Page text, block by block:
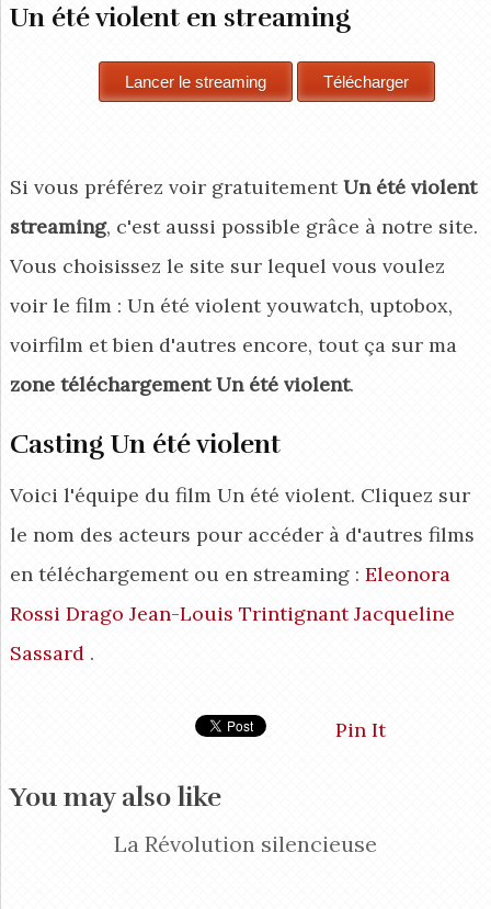
Un été violent en streaming
Si vous préférez voir gratuitementUn été violent
streaming, c'est aussi possible grâce à notre site.
Vous choisissez le site sur lequel vous voulez
voir le film : Un été violent youwatch, uptobox,
voirfilm et bien d'autres encore, tout ça sur ma
zone téléchargement Un été violent.
Casting Un été violent
Voici l'équipe du film Un été violent. Cliquez sur
le nom des acteurs pour accéder à d'autres films
en téléchargement ou en streaming : Eleonora
Rossi Drago Jean-Louis Trintignant Jacqueline
Sassard.
Pin It
You may also like
La Révolution silencieuse